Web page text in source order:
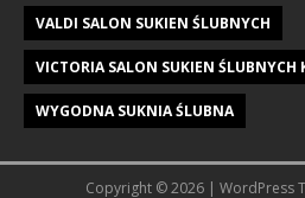
VALDI SALON SUKIEN ŚLUBNYCH
VICTORIA SALON SUKIEN ŚLUBNYCH
WYGODNA SUKNIA ŚLUBNA
Copyright © 2026 | WordPress